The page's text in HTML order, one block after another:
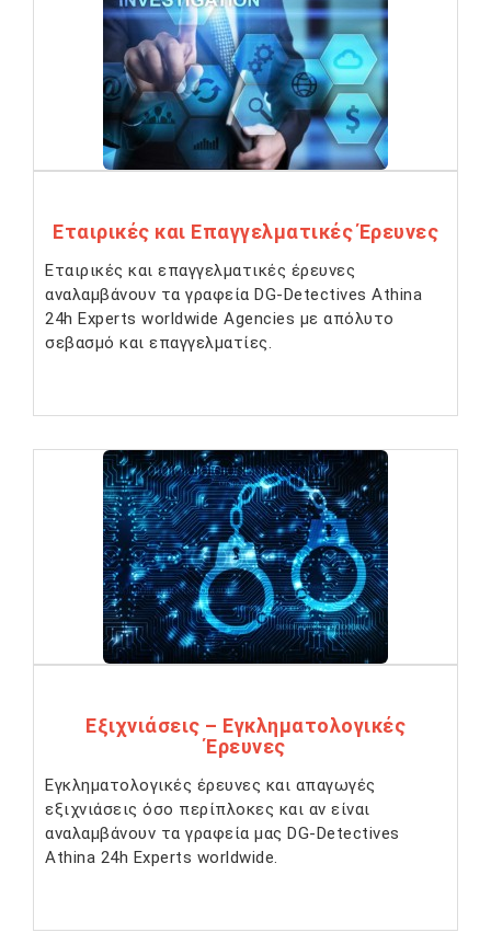
Εταιρικές και Επαγγελματικές Έρευνες
Εταιρικές και επαγγελματικές έρευνες
αναλαμβάνουν τα γραφεία DG-Detectives Athina
24h Experts worldwide Agencies με απόλυτο
σεβασμό και επαγγελματίες.
Εξιχνιάσεις – Εγκληματολογικές
Έρευνες
Εγκληματολογικές έρευνες και απαγωγές
εξιχνιάσεις όσο περίπλοκες και αν είναι
αναλαμβάνουν τα γραφεία μας DG-Detectives
Athina 24h Experts worldwide.